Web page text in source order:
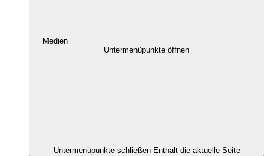
Medien
Untermenüpunkte öffnen
Untermenüpunkte schließen Enthält die aktuelle Seite